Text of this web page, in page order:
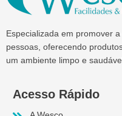
Especializada em promover
pessoas, oferecendo
um ambiente limpo e
Acesso Rápido